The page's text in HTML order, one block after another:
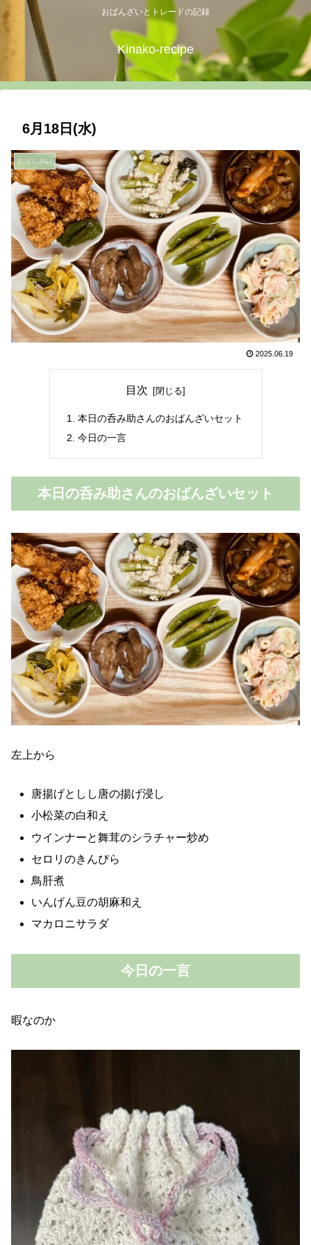
おばんざいとトレードの記録
Kinako-recipe
6月18日(水)
おばんざい
2025.06.19
目次
本日の呑み助さんのおばんざいセット
今日の一言
本日の呑み助さんのおばんざいセット
左上から
唐揚げとしし唐の揚げ浸し
小松菜の白和え
ウインナーと舞茸のシラチャー炒め
セロリのきんぴら
鳥肝煮
いんげん豆の胡麻和え
マカロニサラダ
今日の一言
暇なのか